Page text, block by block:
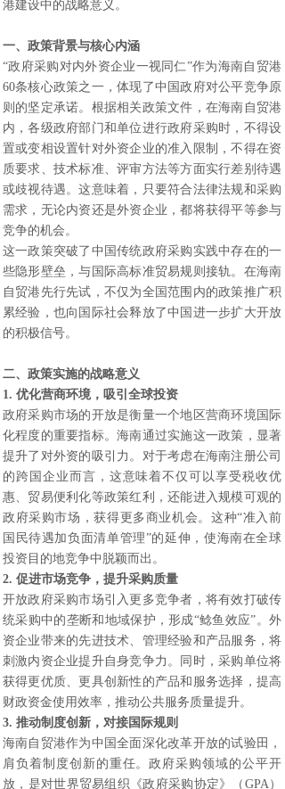
港建设中的战略意义。
一、政策背景与核心内涵
“政府采购对内外资企业一视同仁”作为海南自贸港
60条核心政策之一，体现了中国政府对公平竞争原
则的坚定承诺。根据相关政策文件，在海南自贸港
内，各级政府部门和单位进行政府采购时，不得设
置或变相设置针对外资企业的准入限制，不得在资
质要求、技术标准、评审方法等方面实行差别待遇
或歧视待遇。这意味着，只要符合法律法规和采购
需求，无论内资还是外资企业，都将获得平等参与
竞争的机会。
这一政策突破了中国传统政府采购实践中存在的一
些隐形壁垒，与国际高标准贸易规则接轨。在海南
自贸港先行先试，不仅为全国范围内的政策推广积
累经验，也向国际社会释放了中国进一步扩大开放
的积极信号。
二、政策实施的战略意义
1. 优化营商环境，吸引全球投资
政府采购市场的开放是衡量一个地区营商环境国际
化程度的重要指标。海南通过实施这一政策，显著
提升了对外资的吸引力。对于考虑在海南注册公司
的跨国企业而言，这意味着不仅可以享受税收优
惠、贸易便利化等政策红利，还能进入规模可观的
政府采购市场，获得更多商业机会。这种“准入前
国民待遇加负面清单管理”的延伸，使海南在全球
投资目的地竞争中脱颖而出。
2. 促进市场竞争，提升采购质量
开放政府采购市场引入更多竞争者，将有效打破传
统采购中的垄断和地域保护，形成“鲶鱼效应”。外
资企业带来的先进技术、管理经验和产品服务，将
刺激内资企业提升自身竞争力。同时，采购单位将
获得更优质、更具创新性的产品和服务选择，提高
财政资金使用效率，推动公共服务质量提升。
3. 推动制度创新，对接国际规则
海南自贸港作为中国全面深化改革开放的试验田，
肩负着制度创新的重任。政府采购领域的公平开
放，是对世界贸易组织《政府采购协定》（GPA）